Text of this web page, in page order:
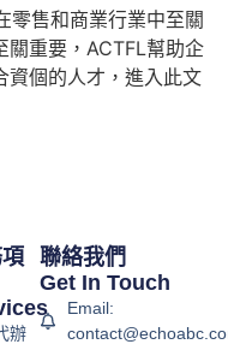
零售和商業行業中至關
關重要，ACTFL幫助企
資個的人才，進入此文
辦
聯絡我們
Get In Touch
Email: